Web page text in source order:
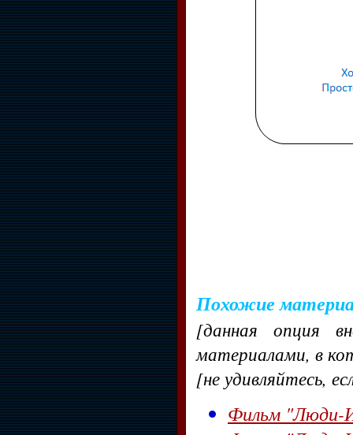
Похожие
[данная опция
материалами, в
[не удивляйтесь,
Фильм "Люди-